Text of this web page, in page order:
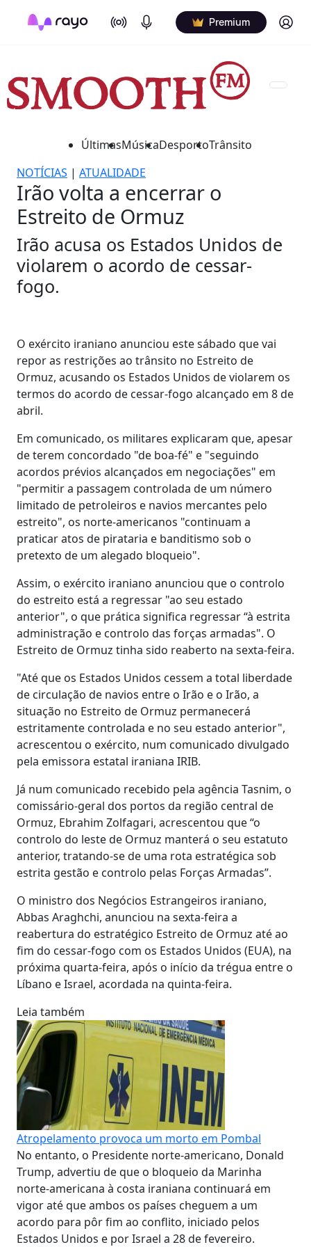
On Air Podcasts Premium Log in
ÚltimasMúsicaDesportoTrânsito
NOTÍCIAS | ATUALIDADE
Irão volta a encerrar o
Estreito de Ormuz
Irão acusa os Estados Unidos de
violarem o acordo de cessar-
fogo.
O exército iraniano anunciou este sábado que vai
repor as restrições ao trânsito no Estreito de
Ormuz, acusando os Estados Unidos de violarem os
termos do acordo de cessar-fogo alcançado em 8 de
abril.
Em comunicado, os militares explicaram que, apesar
de terem concordado "de boa-fé" e "seguindo
acordos prévios alcançados em negociações" em
"permitir a passagem controlada de um número
limitado de petroleiros e navios mercantes pelo
estreito", os norte-americanos "continuam a
praticar atos de pirataria e banditismo sob o
pretexto de um alegado bloqueio".
Assim, o exército iraniano anunciou que o controlo
do estreito está a regressar "ao seu estado
anterior", o que prática significa regressar “à estrita
administração e controlo das forças armadas". O
Estreito de Ormuz tinha sido reaberto na sexta-feira.
"Até que os Estados Unidos cessem a total liberdade
de circulação de navios entre o Irão e o Irão, a
situação no Estreito de Ormuz permanecerá
estritamente controlada e no seu estado anterior",
acrescentou o exército, num comunicado divulgado
pela emissora estatal iraniana IRIB.
Já num comunicado recebido pela agência Tasnim, o
comissário-geral dos portos da região central de
Ormuz, Ebrahim Zolfagari, acrescentou que “o
controlo do leste de Ormuz manterá o seu estatuto
anterior, tratando-se de uma rota estratégica sob
estrita gestão e controlo pelas Forças Armadas”.
O ministro dos Negócios Estrangeiros iraniano,
Abbas Araghchi, anunciou na sexta-feira a
reabertura do estratégico Estreito de Ormuz até ao
fim do cessar-fogo com os Estados Unidos (EUA), na
próxima quarta-feira, após o início da trégua entre o
Líbano e Israel, acordada na quinta-feira.
Leia também
Atropelamento provoca um morto em Pombal
No entanto, o Presidente norte-americano, Donald
Trump, advertiu de que o bloqueio da Marinha
norte-americana à costa iraniana continuará em
vigor até que ambos os países cheguem a um
acordo para pôr fim ao conflito, iniciado pelos
Estados Unidos e por Israel a 28 de fevereiro.